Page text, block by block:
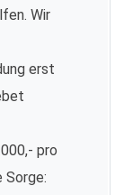
Wir
erst
pro
Sorge: